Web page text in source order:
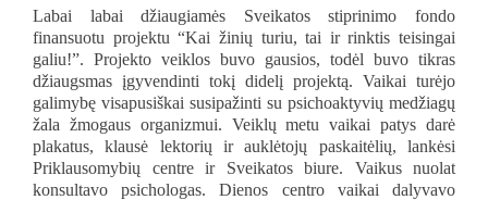
Labai labai džiaugiamės Sveikatos stiprinimo fondo
finansuotu projektu “Kai žinių turiu, tai ir rinktis teisingai
galiu!”. Projekto veiklos buvo gausios, todėl buvo tikras
džiaugsmas įgyvendinti tokį didelį projektą. Vaikai turėjo
galimybę visapusiškai susipažinti su psichoaktyvių medžiagų
žala žmogaus organizmui. Veiklų metu vaikai patys darė
plakatus, klausė lektorių ir auklėtojų paskaitėlių, lankėsi
Priklausomybių centre ir Sveikatos biure. Vaikus nuolat
konsultavo psichologas. Dienos centro vaikai dalyvavo